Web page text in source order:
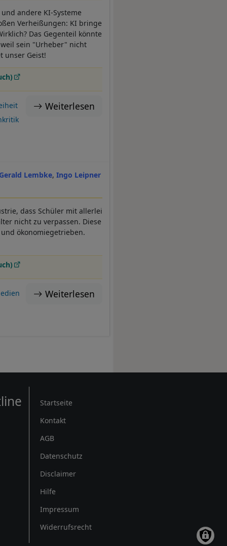
andere KI-Systeme
Verheißungen: KI bringe
Das Gegenteil könnte
weil sein "Urheber" nicht
unser Geist!
Weiterlesen
Gerald Lembke Ingo Leipner
dass Schüler mit allerlei
nicht zu verpassen. Diese
ökonomiegetrieben.
Weiterlesen
Rechtliches
Startseite
Kontakt
AGB
Datenschutz
Disclaimer
Hilfe
Impressum
Widerrufsrecht